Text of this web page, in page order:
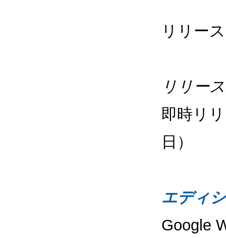
リリー
リリー
即時リ
日）
エディ
Google